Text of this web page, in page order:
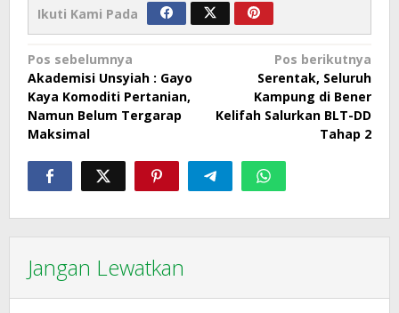
Ikuti Kami Pada
Navigasi
pos
Pos sebelumnya
Akademisi Unsyiah : Gayo
Kaya Komoditi Pertanian,
Namun Belum Tergarap
Maksimal
Pos berikutnya
Serentak, Seluruh
Kampung di Bener
Kelifah Salurkan BLT-DD
Tahap 2
Jangan Lewatkan